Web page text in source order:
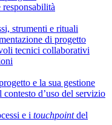
strumenti e rituali
di progetto
tecnici collaborativi
e la sua gestione
d’uso del servizio
e i touchpointdel